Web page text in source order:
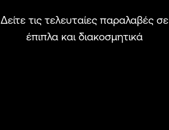
Δείτε τις τελευταίες παραλαβές σε
έπιπλα και διακοσμητικά